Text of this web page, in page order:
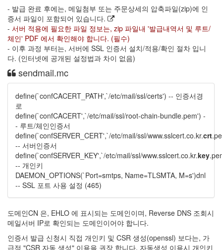
- 발급 완료 후에는, 메일첨부 또는 주문상세의 압축파일(zip)에 인
증서 파일이 포함되어 있습니다.
- 서버 적용에 필요한 파일 정보는, zip 파일내 '발급내역서 및 루트/
체인' PDF 에서 확인해야 합니다. (필수)
- 이후 과정 부터는, 서버에 SSL 인증서 설치/적용/확인 절차 입니
다. (인터넷에 공개된 설정법과 차이 없음)
sendmail.mc
define(`confCACERT_PATH',`/etc/mail/ssl/certs') -- 인증서경
로
define(`confCACERT',`/etc/mail/ssl/root-chain-bundle.pem') -
- 루트/체인인증서
define(`confSERVER_CERT',`/etc/mail/ssl/www.sslcert.co.kr.crt
-- 서버인증서
define(`confSERVER_KEY',`/etc/mail/ssl/www.sslcert.co.kr.key
-- 개인키
DAEMON_OPTIONS(`Port=smtps, Name=TLSMTA, M=s')dnl
-- SSL 포트 사용 설정 (465)
도메인CN 은, EHLO 에 표시되는 도메인이며, Reverse DNS 조회시
메일서버 IP로 확인되는 도메인이어야 합니다.
인증서 발급 신청시 직접 개인키 및 CSR 생성(openssl) 보다는, 가
급적 "CSR 자동 생성" 이용을 권장 합니다. 자동생성 이용시 개인키